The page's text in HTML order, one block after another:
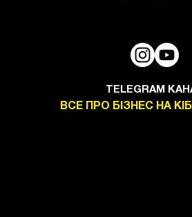
TELEGRAM
ВСЕ ПРО БІЗНЕС НА